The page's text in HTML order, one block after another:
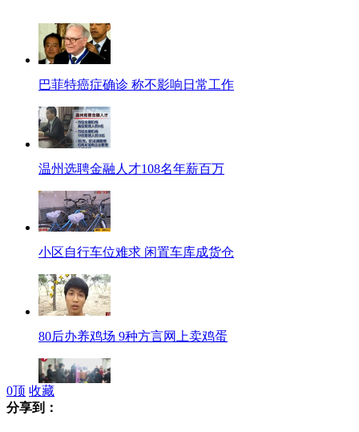
巴菲特癌症确诊 称不影响日常工作
温州选聘金融人才108名年薪百万
小区自行车位难求 闲置车库成货仓
80后办养鸡场 9种方言网上卖鸡蛋
0顶 收藏
分享到：